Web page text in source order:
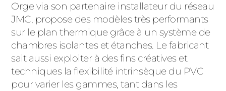
Orge via son partenaire installateur du réseau
JMC, propose des modèles très performants
sur le plan thermique grâce à un système de
chambres isolantes et étanches. Le fabricant
sait aussi exploiter à des fins créatives et
techniques la flexibilité intrinsèque du PVC
pour varier les gammes, tant dans les